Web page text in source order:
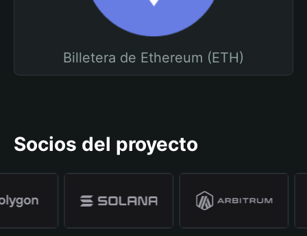
Billetera de Ethereum (ETH)
Socios del proyecto